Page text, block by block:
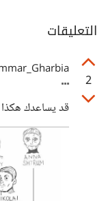
التعليقات
2
قد يساعدك